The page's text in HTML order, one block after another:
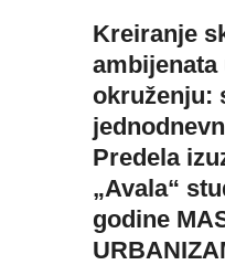
Kreiranje
okruženju:
Predela
„Avala“
godine